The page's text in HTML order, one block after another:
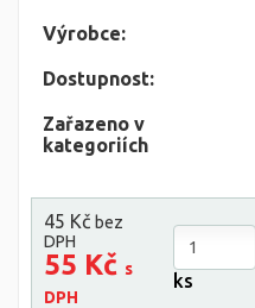
Výrobce:
Dostupnost:
Zařazeno v
kategoriích
45 Kč bez
DPH
55 Kč s
DPH
ks